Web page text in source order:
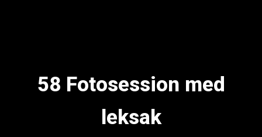
58 Fotosession med
leksak